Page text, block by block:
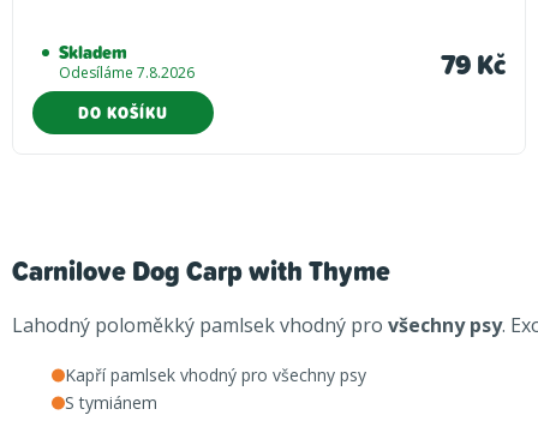
Skladem
Odesíláme 7.8.2026 79 Kč
DO KOŠÍKU
Carnilove Dog Carp with Thyme
Lahodný poloměkký pamlsek vhodný pro všechny psy.
Kapří pamlsek vhodný pro všechny psy
S tymiánem